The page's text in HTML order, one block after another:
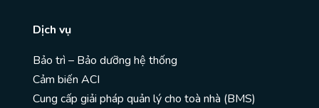
Dịch vụ
Bảo trì – Bảo dưỡng hệ thống
Cảm biến ACI
Cung cấp giải pháp quản lý cho toà nhà (BMS)